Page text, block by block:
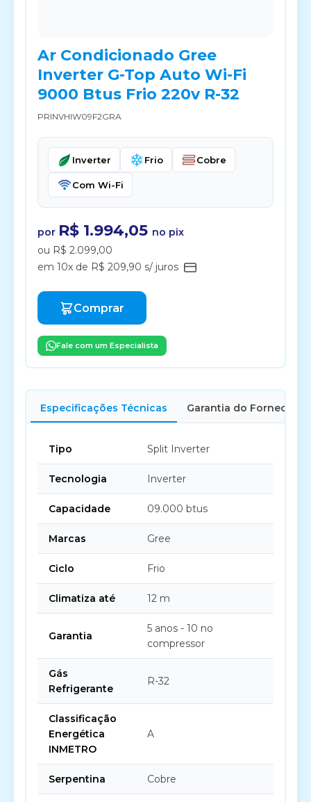
Ar Condicionado Gree
Inverter G-Top Auto Wi-Fi
9000 Btus Frio 220v R-32
PRINVHIW09F2GRA
Inverter Frio Cobre
Com Wi-Fi
por R$ 1.994,05 no pix
ou R$ 2.099,00
em 10x de R$ 209,90 s/ juros
Comprar
Fale com um Especialista
Especificações Técnicas Garantia do Fornecedor
Tipo Split Inverter
Tecnologia Inverter
Capacidade 09.000 btus
Marcas Gree
Ciclo Frio
Climatiza até 12 m
Garantia
5 anos - 10 no
compressor
Gás
Refrigerante
R-32
Classificação
Energética
INMETRO
A
Serpentina Cobre